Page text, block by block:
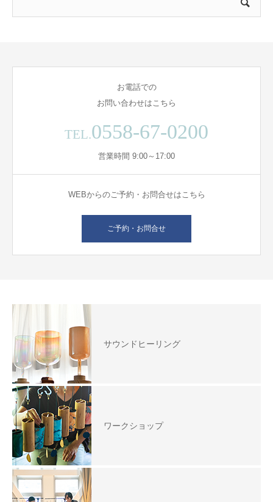
お電話での
お問い合わせはこちら
TEL.0558-67-0200
営業時間 9:00～17:00
WEBからのご予約・お問合せはこちら
ご予約・お問合せ
サウンドヒーリング
ワークショップ